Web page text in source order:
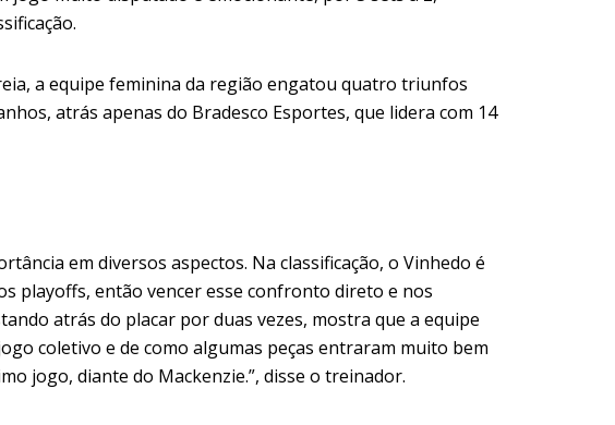
a equipe feminina da região engatou quatro triunfos
atrás apenas do Bradesco Esportes, que lidera com 14
em diversos aspectos. Na classificação, o Vinhedo é
playoffs, então vencer esse confronto direto e nos
atrás do placar por duas vezes, mostra que a equipe
coletivo e de como algumas peças entraram muito bem
jogo, diante do Mackenzie.”, disse o treinador.